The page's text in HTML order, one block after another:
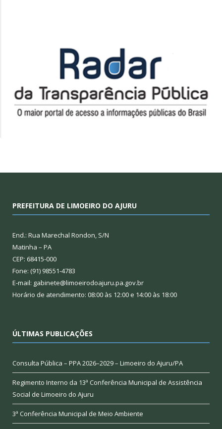
PREFEITURA DE LIMOEIRO DO AJURU
End.: Rua Marechal Rondon, S/N
Matinha – PA
CEP: 68415-000
Fone: (91) 98551-4783
E-mail: gabinete@limoeirodoajuru.pa.gov.br
Horário de atendimento: 08:00 às 12:00 e 14:00 às 18:00
ÚLTIMAS PUBLICAÇÕES
Consulta Pública – PPA 2026–2029 – Limoeiro do Ajuru/PA
Regimento Interno da 13ª Conferência Municipal de Assistência
Social de Limoeiro do Ajuru
3ª Conferência Municipal de Meio Ambiente